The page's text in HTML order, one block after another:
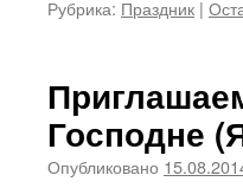
Рубрика: Праздник |
Господне
Опубликовано